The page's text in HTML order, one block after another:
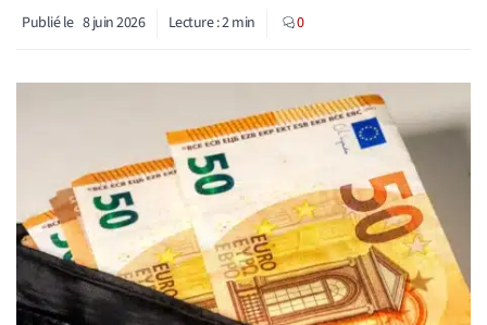
Publié le 8 juin 2026 Lecture :2min 0